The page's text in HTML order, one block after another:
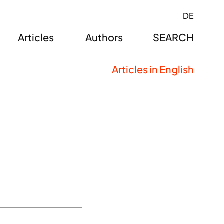
SEARCH
Articles Authors
DE
Articles in English